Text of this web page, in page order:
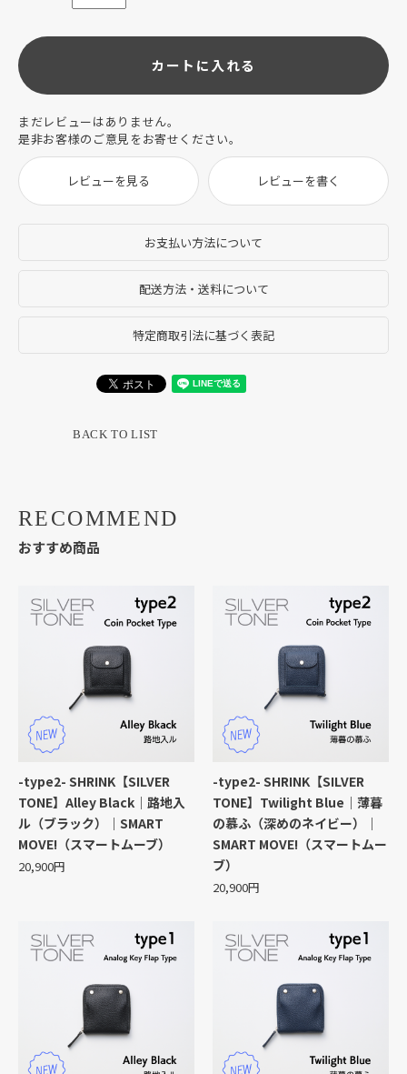
カートに入れる
まだレビューはありません。
是非お客様のご意見をお寄せください。
レビューを見る レビューを書く
お支払い方法について
配送方法・送料について
特定商取引法に基づく表記
BACK TO LIST
RECOMMEND
おすすめ商品
-type2- SHRINK【SILVER
TONE】Alley Black｜路地入
ル（ブラック）｜SMART
MOVE!（スマートムーブ）
20,900円
-type2- SHRINK【SILVER
TONE】Twilight Blue｜薄暮
の慕ふ（深めのネイビー）｜
SMART MOVE!（スマートムー
ブ）
20,900円